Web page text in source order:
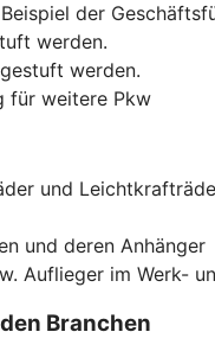
der
werden.
werden.
für weitere Pkw
und
und deren Anhänger
Auflieger im Werk-
Branchen